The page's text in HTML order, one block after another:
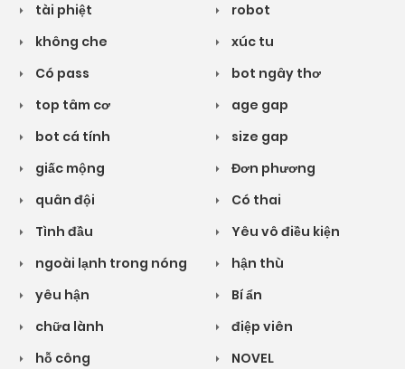
tài phiệt
robot
không che
xúc tu
Có pass
bot ngây thơ
top tâm cơ
age gap
bot cá tính
size gap
giấc mộng
Đơn phương
quân đội
Có thai
Tình đầu
Yêu vô điều kiện
ngoài lạnh trong nóng
hận thù
yêu hận
Bí ẩn
chữa lành
điệp viên
hỗ công
NOVEL